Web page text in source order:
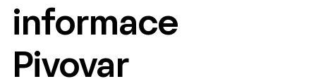
informace
Pivovar